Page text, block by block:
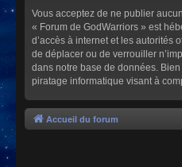
Vous acceptez de ne publier
« Forum de GodWarriors » est
d’accès à internet et les autorités
de déplacer ou de verrouiller
dans notre base de données.
piratage informatique visant à
Accueil du forum